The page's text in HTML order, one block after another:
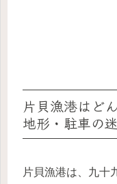
片貝漁港はど
地形・駐車の
片貝漁港は、九十